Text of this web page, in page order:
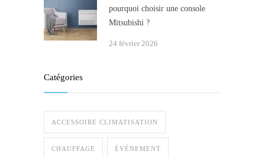
pourquoi choisir une console
Mitsubishi ?
24 février 2026
Catégories
ACCESSOIRE CLIMATISATION
CHAUFFAGE ÉVÉNEMENT